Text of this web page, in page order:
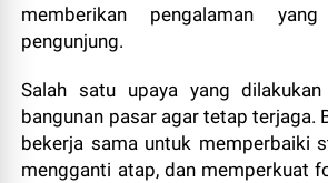
memberikan pengalaman
pengunjung.
Salah satu upaya yang
bangunan pasar agar tetap terjaga.
bekerja sama untuk memperbaiki
mengganti atap, dan memperkuat